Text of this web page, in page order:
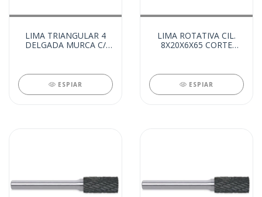
LIMA TRIANGULAR 4
DELGADA MURCA C/
ESPIAR
LIMA ROTATIVA CIL.
8X20X6X65 CORTE
ESPIAR